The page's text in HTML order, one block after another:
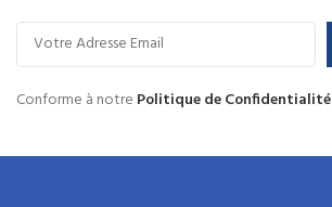
Conforme à notre Politique de Confidentialité